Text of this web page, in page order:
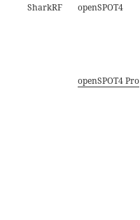
SharkRF openSPOT4
openSPOT4 Pro